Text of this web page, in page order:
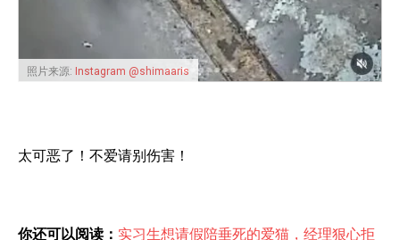
照片来源: Instagram @shimaaris
太可恶了！不爱请别伤害！
你还可以阅读： 实习生想请假陪垂死的爱猫，经理狠心拒